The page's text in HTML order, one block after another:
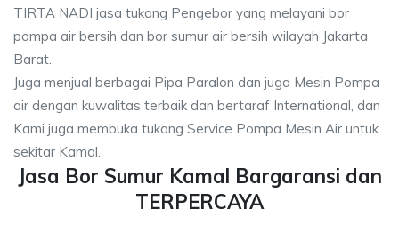
TIRTA NADI jasa tukang Pengebor yang melayani bor
pompa air bersih dan bor sumur air bersih wilayah Jakarta
Barat.
Juga menjual berbagai Pipa Paralon dan juga Mesin Pompa
air dengan kuwalitas terbaik dan bertaraf International, dan
Kami juga membuka tukang Service Pompa Mesin Air untuk
sekitar Kamal.
Jasa Bor Sumur Kamal Bargaransi dan
TERPERCAYA